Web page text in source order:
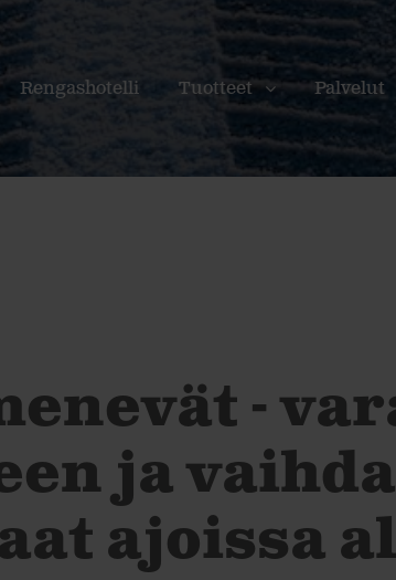
Rengashotelli Tuotteet Palvelut
-
ja vaihda
ajoissa